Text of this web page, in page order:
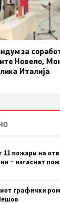
за
Новело,
Италија
пожари на
– изгаснат
графички